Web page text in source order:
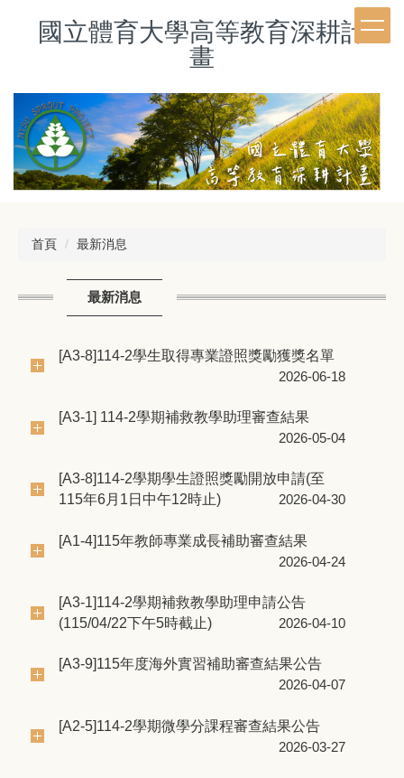
區
國立體育大學高等教育深耕計
畫
首頁 最新消息
最新消息
[A3-8]114-2學生取得專業證照獎勵獲獎名單
2026-06-18
[A3-1] 114-2學期補救教學助理審查結果
2026-05-04
[A3-8]114-2學期學生證照獎勵開放申請(至
115年6月1日中午12時止)
2026-04-30
[A1-4]115年教師專業成長補助審查結果
2026-04-24
[A3-1]114-2學期補救教學助理申請公告
(115/04/22下午5時截止)
2026-04-10
[A3-9]115年度海外實習補助審查結果公告
2026-04-07
[A2-5]114-2學期微學分課程審查結果公告
2026-03-27